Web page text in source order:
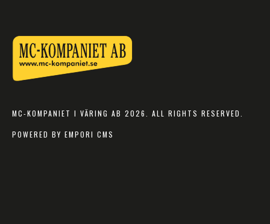
MC-KOMPANIET I VÄRING AB 2026. ALL RIGHTS RESERVED.
POWERED BY EMPORI CMS